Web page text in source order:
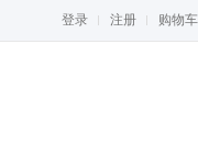
登录 注册 购物车